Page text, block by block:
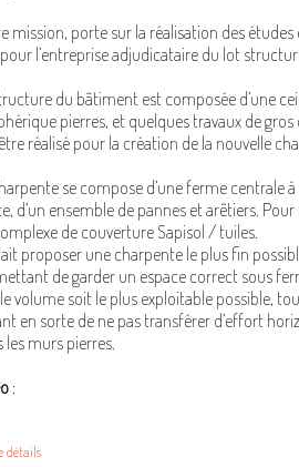
mission, porte sur la réalisation des études
pour l’entreprise adjudicataire du lot
du bâtiment est composée d’une
pierres, et quelques travaux de
réalisé pour la création de la nouvelle
se compose d’une ferme centrale
d’un ensemble de pannes et arêtiers.
de couverture Sapisol / tuiles.
proposer une charpente le plus fin
de garder un espace correct sous
volume soit le plus exploitable possible,
en sorte de ne pas transférer d’effort
les murs pierres.
:
détails